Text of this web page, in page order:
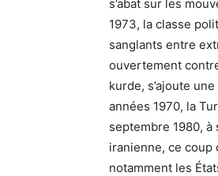
s’abat sur les
1973, la classe
sanglants entre
ouvertement
kurde, s’ajoute
années 1970, la
septembre 1980,
iranienne, ce coup
notamment les